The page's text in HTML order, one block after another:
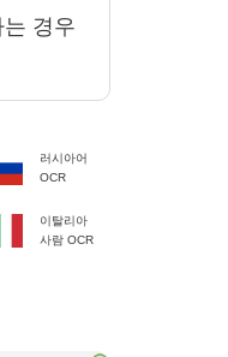
경우
러시아어
OCR
이탈리아
사람OCR